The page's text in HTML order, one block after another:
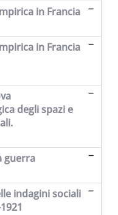
in Francia
in Francia
degli spazi e
guerra
indagini sociali